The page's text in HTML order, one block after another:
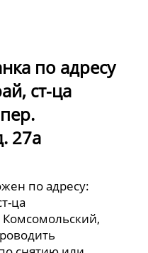
по адресу
ст-ца
27а
по адресу:
ца